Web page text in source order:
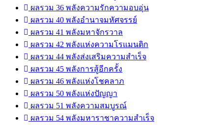
ผลรวม 36 พลังความรักความอบอุ่น
ผลรวม 40 พลังอำนาจมหัศจรรย์
ผลรวม 41 พลังมหาจักรวาล
ผลรวม 42 พลังแห่งความโรแมนติก
ผลรวม 44 พลังส่งเสริมความสำเร็จ
ผลรวม 45 พลังการสู้อีกครั้ง
ผลรวม 46 พลังแห่งโชคลาภ
ผลรวม 50 พลังแห่งปัญญา
ผลรวม 51 พลังความสมบูรณ์
ผลรวม 54 พลังมหาราชาความสำเร็จ